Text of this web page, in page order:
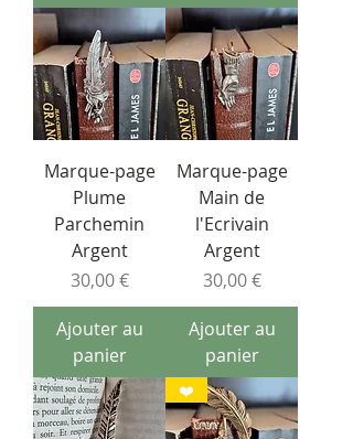
Marque-page
Plume
Parchemin
Argent
Prix
30,00 €
Ajouter au
panier
Marque-page
Main de
l'Ecrivain
Argent
Prix
30,00 €
Ajouter au
panier
❤️